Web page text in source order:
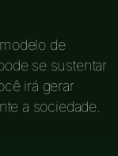
de
se sustentar
irá gerar
a sociedade.